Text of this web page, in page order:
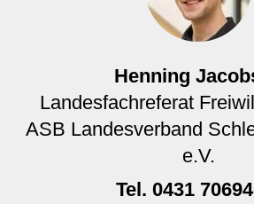
Henning
Landesfachreferat
ASB Landesverband
e.V.
Tel. 0431